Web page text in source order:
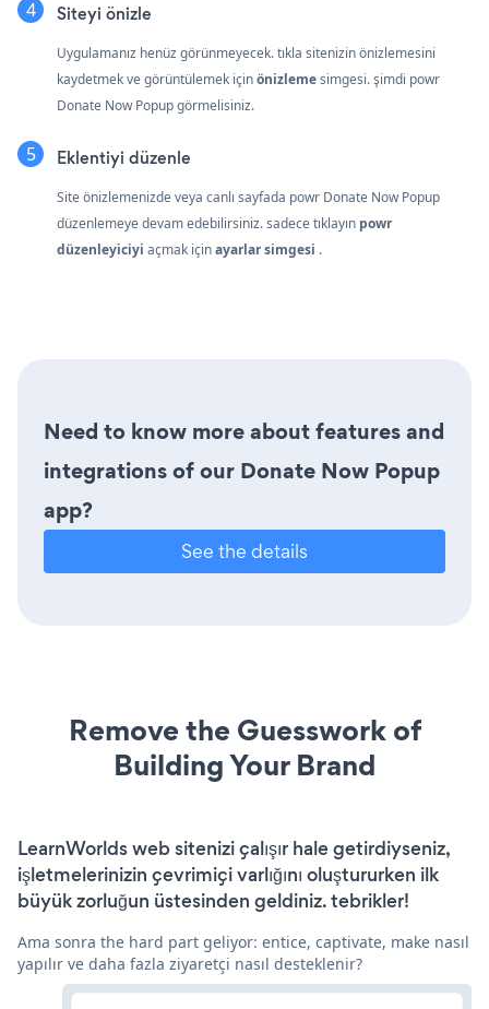
Siteyi önizle
Uygulamanız henüz görünmeyecek. tıkla sitenizin önizlemesini
kaydetmek ve görüntülemek içinönizlemesimgesi. şimdi powr
Donate Now Popup görmelisiniz.
Eklentiyi düzenle
Site önizlemenizde veya canlı sayfada powr Donate Now Popup
düzenlemeye devam edebilirsiniz. sadece tıklayın powr
düzenleyiciyi açmak içinayarlar simgesi .
Need to know more about features and
integrations of our Donate Now Popup
app?
See the details
Remove the Guesswork of
Building Your Brand
LearnWorlds web sitenizi çalışır hale getirdiyseniz,
işletmelerinizin çevrimiçi varlığını oluştururken ilk
büyük zorluğun üstesinden geldiniz. tebrikler!
Ama sonra the hard part geliyor: entice, captivate, make nasıl
yapılır ve daha fazla ziyaretçi nasıl desteklenir?